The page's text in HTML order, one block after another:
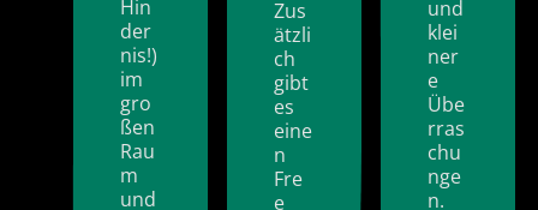
Hin
der
nis!)
im
gro
ßen
Rau
m
und
Zus
ätzli
ch
gibt
es
eine
n
Fre
e
und
klei
ner
e
Übe
rras
chu
nge
n.